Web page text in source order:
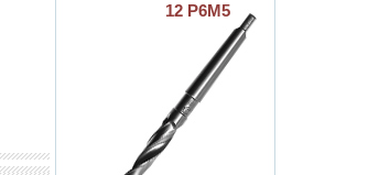
12 Р6М5